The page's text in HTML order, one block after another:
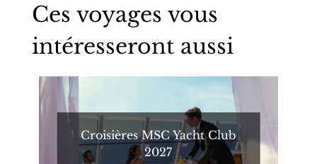
Ces voyages vous
intéresseront aussi
Croisières MSC Yacht Club
2027